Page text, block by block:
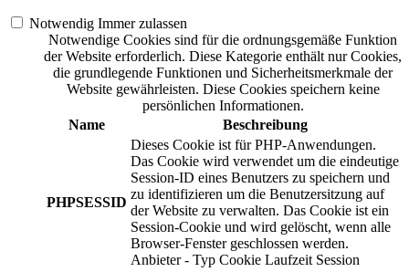
Notwendig Immer zulassen
Notwendige Cookies sind für die ordnungsgemäße Funktion
der Website erforderlich. Diese Kategorie enthält nur Cookies,
die grundlegende Funktionen und Sicherheitsmerkmale der
Website gewährleisten. Diese Cookies speichern keine
persönlichen Informationen.
Name
Beschreibung
PHPSESSID
Dieses Cookie ist für PHP-Anwendungen.
Das Cookie wird verwendet um die eindeutige
Session-ID eines Benutzers zu speichern und
zu identifizieren um die Benutzersitzung auf
der Website zu verwalten. Das Cookie ist ein
Session-Cookie und wird gelöscht, wenn alle
Browser-Fenster geschlossen werden.
Anbieter - Typ Cookie Laufzeit Session